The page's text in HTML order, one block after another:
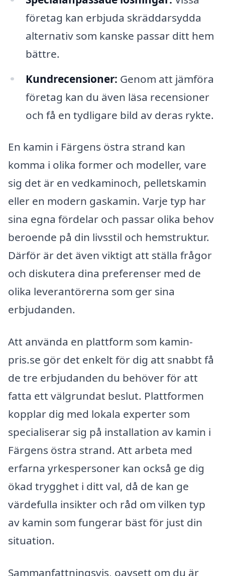
företag kan erbjuda skräddarsydda
alternativ som kanske passar ditt hem
bättre.
Kundrecensioner: Genom att jämföra
företag kan du även läsa recensioner
och få en tydligare bild av deras rykte.
En kamin i Färgens östra strand kan
komma i olika former och modeller, vare
sig det är en vedkaminoch, pelletskamin
eller en modern gaskamin. Varje typ har
sina egna fördelar och passar olika behov
beroende på din livsstil och hemstruktur.
Därför är det även viktigt att ställa frågor
och diskutera dina preferenser med de
olika leverantörerna som ger sina
erbjudanden.
Att använda en plattform som kamin-
pris.se gör det enkelt för dig att snabbt få
de tre erbjudanden du behöver för att
fatta ett välgrundat beslut. Plattformen
kopplar dig med lokala experter som
specialiserar sig på installation av kamin i
Färgens östra strand. Att arbeta med
erfarna yrkespersoner kan också ge dig
ökad trygghet i ditt val, då de kan ge
värdefulla insikter och råd om vilken typ
av kamin som fungerar bäst för just din
situation.
Sammanfattningsvis, oavsett om du är